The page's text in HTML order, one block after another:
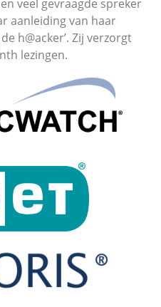
veel gevraagde spreker
aanleiding van haar
h@acker’. Zij verzorgt
lezingen.